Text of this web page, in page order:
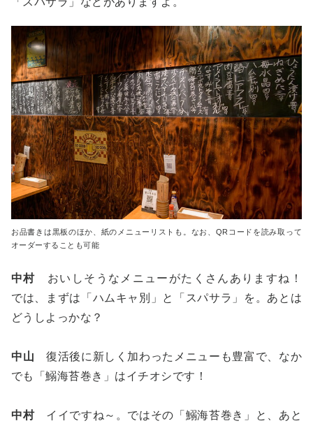
お品書きは黒板のほか、紙のメニューリストも。なお、QRコードを読み取って
オーダーすることも可能
中村 おいしそうなメニューがたくさんありますね！
では、まずは「ハムキャ別」と「スパサラ」を。あとは
どうしよっかな？
中山 復活後に新しく加わったメニューも豊富で、なか
でも「鰯海苔巻き」はイチオシです！
中村イイですね～。ではその「鰯海苔巻き」と、あと